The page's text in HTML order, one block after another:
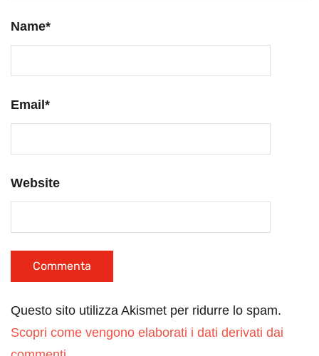
Name*
Email*
Website
Questo sito utilizza Akismet per ridurre lo spam.
Scopri come vengono elaborati i dati derivati dai